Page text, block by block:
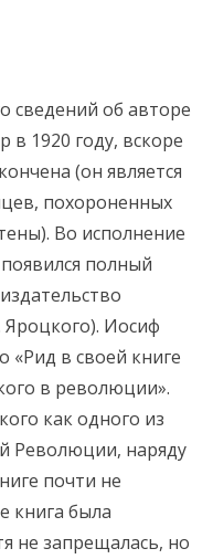
об авторе
в 1920 году, вскоре
(он является
похороненных
Во исполнение
полный
Яроцкого). Иосиф
«Рид в своей книге
в революции».
как одного из
Революции, наряду
почти не
книга была
не запрещалась, но